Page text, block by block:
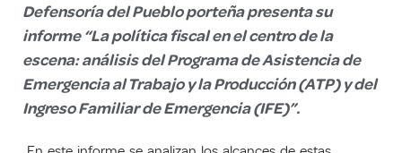
Defensoría del Pueblo porteña presenta su
informe “La política fiscal en el centro de la
escena: análisis del Programa de Asistencia de
Emergencia al Trabajo y la Producción (ATP) y del
Ingreso Familiar de Emergencia (IFE)”.